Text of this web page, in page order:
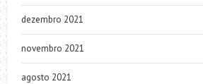
dezembro 2021
novembro 2021
agosto 2021